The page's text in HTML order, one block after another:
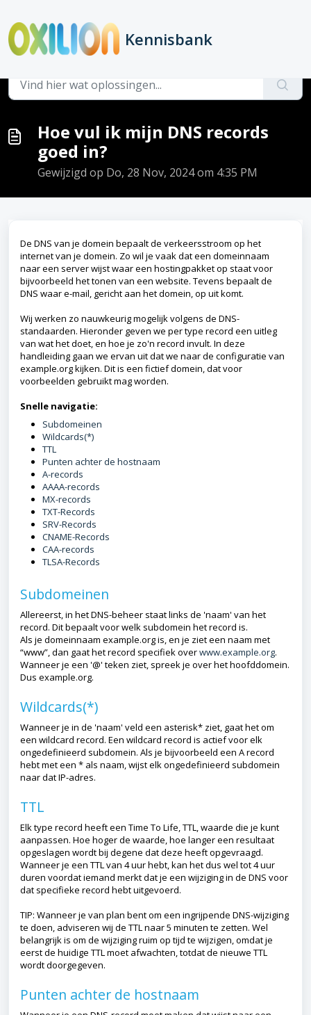
Kennisbank
Hoofdpagina ...
Hoe vul ik mijn DNS records
goed in?
Gewijzigd op Do, 28 Nov, 2024 om 4:35 PM
De DNS van je domein bepaalt de verkeersstroom op het
internet van je domein. Zo wil je vaak dat een domeinnaam
naar een server wijst waar een hostingpakket op staat voor
bijvoorbeeld het tonen van een website. Tevens bepaalt de
DNS waar e-mail, gericht aan het domein, op uit komt.
Wij werken zo nauwkeurig mogelijk volgens de DNS-
standaarden. Hieronder geven we per type record een uitleg
van wat het doet, en hoe je zo'n record invult. In deze
handleiding gaan we ervan uit dat we naar de configuratie van
example.org kijken. Dit is een fictief domein, dat voor
voorbeelden gebruikt mag worden.
Snelle navigatie:
Subdomeinen
Wildcards(*)
TTL
Punten achter de hostnaam
A-records
AAAA-records
MX-records
TXT-Records
SRV-Records
CNAME-Records
CAA-records
TLSA-Records
Subdomeinen
Allereerst, in het DNS-beheer staat links de 'naam' van het
record. Dit bepaalt voor welk subdomein het record is.
Als je domeinnaam example.org is, en je ziet een naam met
“www”, dan gaat het record specifiek overwww.example.org.
Wanneer je een '@' teken ziet, spreek je over het hoofddomein.
Dus example.org.
Wildcards(*)
Wanneer je in de 'naam' veld een asterisk* ziet, gaat het om
een wildcard record. Een wildcard record is actief voor elk
ongedefinieerd subdomein. Als je bijvoorbeeld een A record
hebt met een * als naam, wijst elk ongedefinieerd subdomein
naar dat IP-adres.
TTL
Elk type record heeft een Time To Life, TTL, waarde die je kunt
aanpassen. Hoe hoger de waarde, hoe langer een resultaat
opgeslagen wordt bij degene dat deze heeft opgevraagd.
Wanneer je een TTL van 4 uur hebt, kan het dus wel tot 4 uur
duren voordat iemand merkt dat je een wijziging in de DNS voor
dat specifieke record hebt uitgevoerd.
TIP: Wanneer je van plan bent om een ingrijpende DNS-wijziging
te doen, adviseren wij de TTL naar 5 minuten te zetten. Wel
belangrijk is om de wijziging ruim op tijd te wijzigen, omdat je
eerst de huidige TTL moet afwachten, totdat de nieuwe TTL
wordt doorgegeven.
Punten achter de hostnaam